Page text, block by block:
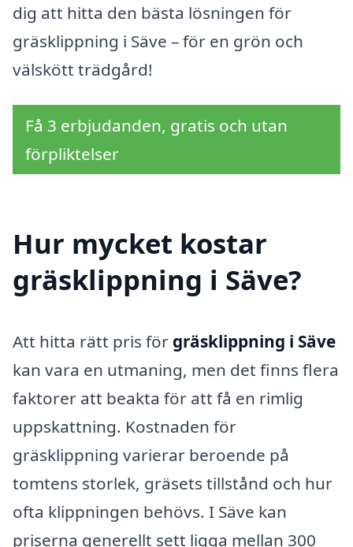
dig att hitta den bästa lösningen för
gräsklippning i Säve – för en grön och
välskött trädgård!
Få 3 erbjudanden, gratis och utan
förpliktelser
Hur mycket kostar
gräsklippning i Säve?
Att hitta rätt pris för gräsklippning i Säve
kan vara en utmaning, men det finns flera
faktorer att beakta för att få en rimlig
uppskattning. Kostnaden för
gräsklippning varierar beroende på
tomtens storlek, gräsets tillstånd och hur
ofta klippningen behövs. I Säve kan
priserna generellt sett ligga mellan 300